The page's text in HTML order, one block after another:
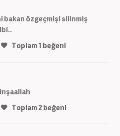
bakan özgeçmişi silinmiş
Toplam1 beğeni
Toplam2 beğeni